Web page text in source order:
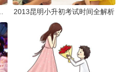
2013昆明小升初考试时间全解析